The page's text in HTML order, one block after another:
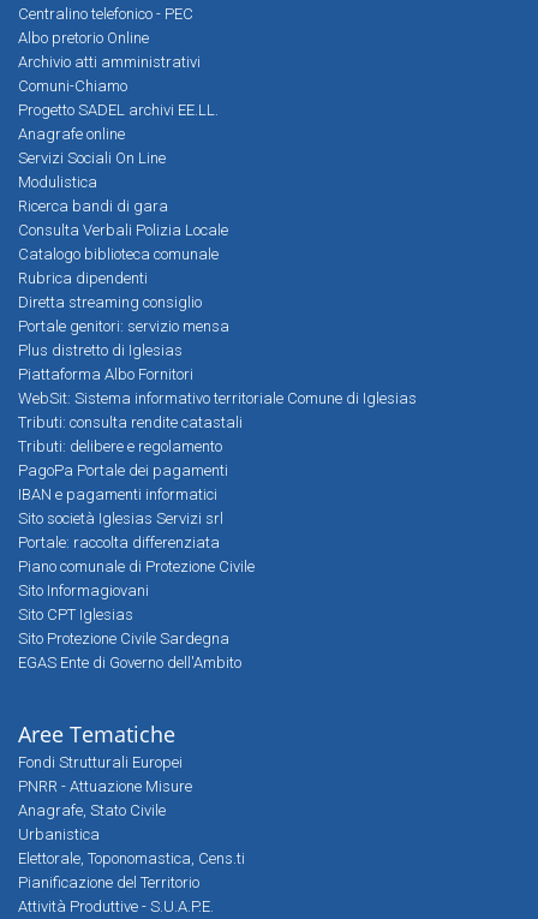
Centralino telefonico - PEC
Albo pretorio Online
Archivio atti amministrativi
Comuni-Chiamo
Progetto SADEL archivi EE.LL.
Anagrafe online
Servizi Sociali On Line
Modulistica
Ricerca bandi di gara
Consulta Verbali Polizia Locale
Catalogo biblioteca comunale
Rubrica dipendenti
Diretta streaming consiglio
Portale genitori: servizio mensa
Plus distretto di Iglesias
Piattaforma Albo Fornitori
WebSit: Sistema informativo territoriale Comune di Iglesias
Tributi: consulta rendite catastali
Tributi: delibere e regolamento
PagoPa Portale dei pagamenti
IBAN e pagamenti informatici
Sito società Iglesias Servizi srl
Portale: raccolta differenziata
Piano comunale di Protezione Civile
Sito Informagiovani
Sito CPT Iglesias
Sito Protezione Civile Sardegna
EGAS Ente di Governo dell'Ambito
Aree Tematiche
Fondi Strutturali Europei
PNRR - Attuazione Misure
Anagrafe, Stato Civile
Urbanistica
Elettorale, Toponomastica, Cens.ti
Pianificazione del Territorio
Attività Produttive - S.U.A.P.E.